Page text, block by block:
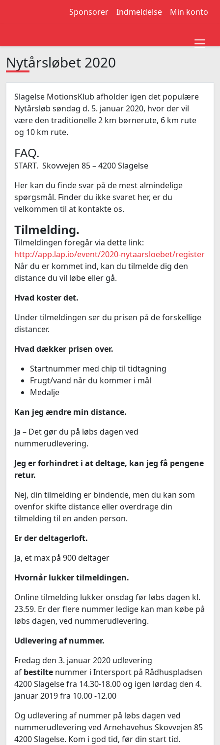
Sponsorer Indmeldelse Min konto
Nytårsløbet 2020
Slagelse MotionsKlub afholder igen det populære
Nytårsløb søndag d. 5. januar 2020, hvor der vil
være den traditionelle 2 km børnerute, 6 km rute
og 10 km rute.
FAQ.
START. Skovvejen 85 – 4200 Slagelse
Her kan du finde svar på de mest almindelige
spørgsmål. Finder du ikke svaret her, er du
velkommen til at kontakte os.
Tilmelding.
Tilmeldingen foregår via dette link:
http://app.lap.io/event/2020-nytaarsloebet/register
Når du er kommet ind, kan du tilmelde dig den
distance du vil løbe eller gå.
Hvad koster det.
Under tilmeldingen ser du prisen på de forskellige
distancer.
Hvad dækker prisen over.
Startnummer med chip til tidtagning
Frugt/vand når du kommer i mål
Medalje
Kan jeg ændre min distance.
Ja – Det gør du på løbs dagen ved
nummerudlevering.
Jeg er forhindret i at deltage, kan jeg få pengene
retur.
Nej, din tilmelding er bindende, men du kan som
ovenfor skifte distance eller overdrage din
tilmelding til en anden person.
Er der deltagerloft.
Ja, et max på 900 deltager
Hvornår lukker tilmeldingen.
Online tilmelding lukker onsdag før løbs dagen kl.
23.59. Er der flere nummer ledige kan man købe på
løbs dagen, ved nummerudlevering.
Udlevering af nummer.
Fredag den 3. januar 2020 udlevering
af bestilte nummer i Intersport på Rådhuspladsen
4200 Slagelse fra 14.30-18.00 og igen lørdag den 4.
januar 2019 fra 10.00 -12.00
Og udlevering af nummer på løbs dagen ved
nummerudlevering ved Arnehavehus Skovvejen 85
4200 Slagelse. Kom i god tid, før din start tid.